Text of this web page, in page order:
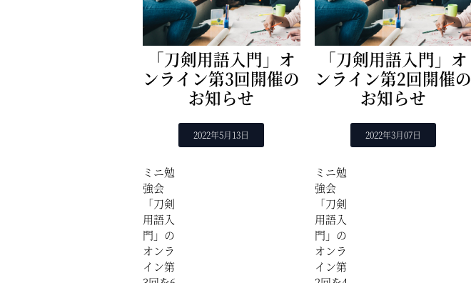
「刀剣用語入門」オ
ンライン第3回開催の
お知らせ
2022年5月13日
ミニ勉
強会
「刀剣
用語入
門」の
オンラ
イン第
「刀剣用語入門」オ
ンライン第2回開催の
お知らせ
2022年3月07日
ミニ勉
強会
「刀剣
用語入
門」の
オンラ
イン第